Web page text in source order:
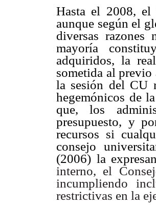
Hasta el 2008,
aunque según el
diversasrazones
mayoría
adquiridos, la
sometida al previo
la sesión del CU
hegemónicos de
que, los
presupuesto, y
recursos si
consejo
(2006) la
interno, el
incumpliendo
restrictivas en la